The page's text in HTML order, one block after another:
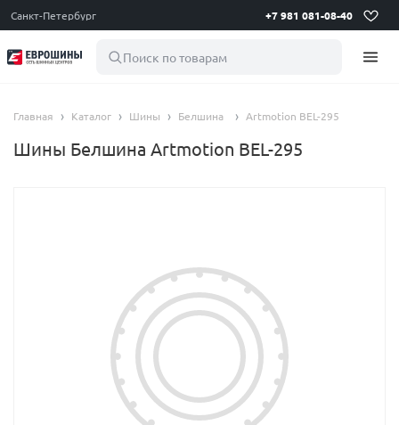
Санкт-Петербург +7 981 081-08-40
Поиск по товарам
Главная Каталог Шины Белшина Artmotion BEL-295
Шины Белшина Artmotion BEL-295